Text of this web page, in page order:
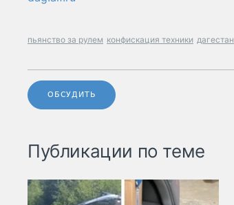
пьянство за рулем конфискация техники дагестан
ОБСУДИТЬ
Публикации по теме